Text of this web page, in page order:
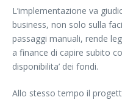
L’implementazione va
business, non solo sulla
passaggi manuali, rende
a finance di capire subito
disponibilita’ dei fondi.
Allo stesso tempo il